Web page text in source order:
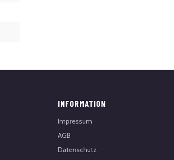
INFORMATION
Impressum
AGB
Datenschutz